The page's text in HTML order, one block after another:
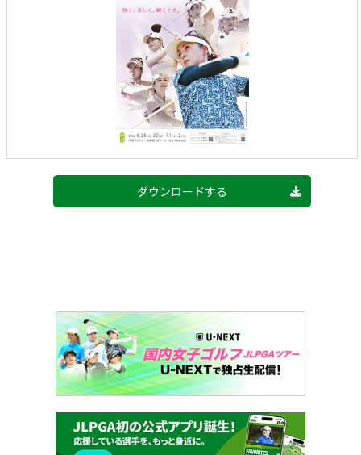
ダウンロードする